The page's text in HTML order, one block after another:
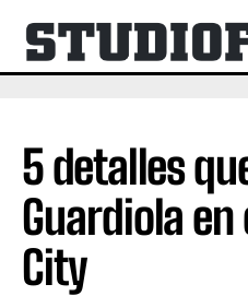
5 detalles
Guardiola
City